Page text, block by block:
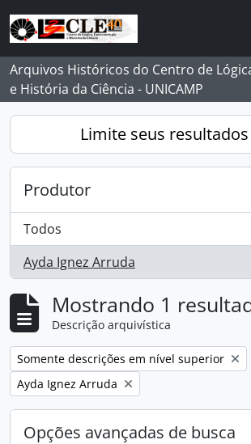
Skip to main content
Arquivos Históricos do Centro de
e História da Ciência - UNICAMP
Limite seus
Produtor
Todos
Ayda Ignez Arruda
, 1 resultados
Mostrando 1
Descrição arquivística
Remover filtro:
Somente descrições em nível superior
Remover filtro:
Ayda Ignez Arruda
Opções avançadas de busca